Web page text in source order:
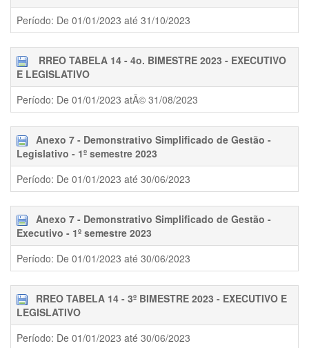
Período: De 01/01/2023 até 31/10/2023
RREO TABELA 14 - 4o. BIMESTRE 2023 - EXECUTIVO
E LEGISLATIVO
Período: De 01/01/2023 atÃ© 31/08/2023
Anexo 7 - Demonstrativo Simplificado de Gestão -
Legislativo - 1º semestre 2023
Período: De 01/01/2023 até 30/06/2023
Anexo 7 - Demonstrativo Simplificado de Gestão -
Executivo - 1º semestre 2023
Período: De 01/01/2023 até 30/06/2023
RREO TABELA 14 - 3º BIMESTRE 2023 - EXECUTIVO E
LEGISLATIVO
Período: De 01/01/2023 até 30/06/2023